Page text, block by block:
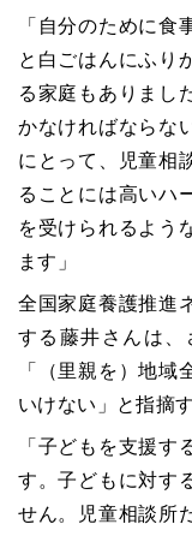
「自分のために食
と白ごはんにふり
る家庭もありまし
かなければならな
にとって、児童相
ることには高いハ
を受けられるよう
ます」
全国家庭養護推進
する藤井さんは、
「（里親を）地域
いけない」と指摘す
「子どもを支援
す。子どもに対す
せん。児童相談所